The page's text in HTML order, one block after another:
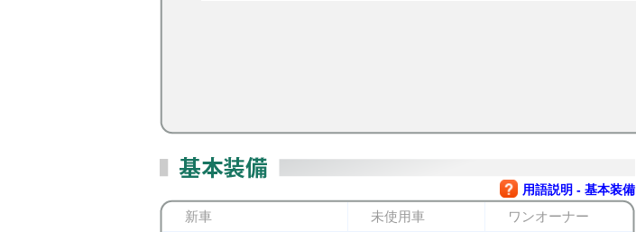
用語説明 - 基本装備
新車 未使用車
ワンオーナー